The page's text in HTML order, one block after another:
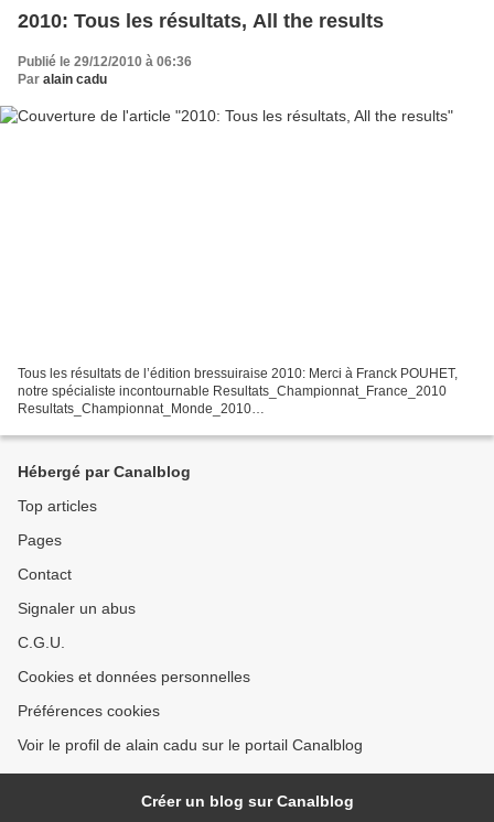
2010: Tous les résultats, All the results
Publié le 29/12/2010 à 06:36
Par alain cadu
Tous les résultats de l’édition bressuiraise 2010: Merci à Franck POUHET,
notre spécialiste incontournable Resultats_Championnat_France_2010
Resultats_Championnat_Monde_2010
Hébergé par Canalblog
Top articles
Pages
Contact
Signaler un abus
C.G.U.
Cookies et données personnelles
Préférences cookies
Voir le profil de alain cadu sur le portail Canalblog
Créer un blog sur Canalblog